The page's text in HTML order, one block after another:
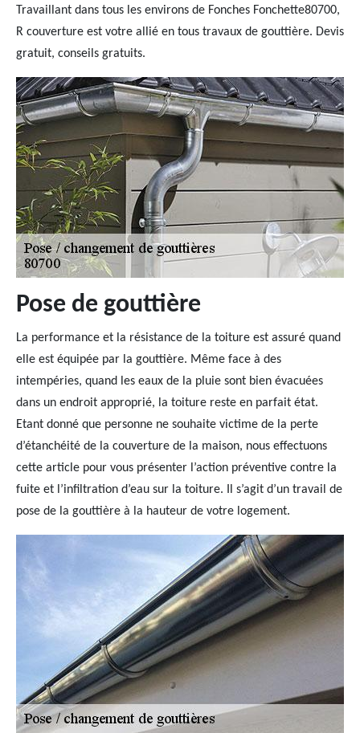
Travaillant dans tous les environs de Fonches Fonchette80700,
R couverture est votre allié en tous travaux de gouttière. Devis
gratuit, conseils gratuits.
Pose de gouttière
La performance et la résistance de la toiture est assuré quand
elle est équipée par la gouttière. Même face à des
intempéries, quand les eaux de la pluie sont bien évacuées
dans un endroit approprié, la toiture reste en parfait état.
Etant donné que personne ne souhaite victime de la perte
d’étanchéité de la couverture de la maison, nous effectuons
cette article pour vous présenter l’action préventive contre la
fuite et l’infiltration d’eau sur la toiture. Il s’agit d’un travail de
pose de la gouttière à la hauteur de votre logement.